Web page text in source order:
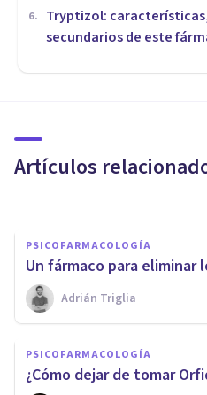
6.
Tryptizol:
secundarios de este
Artículos
Donepezilo:
este fármaco
PSICOFARMACOLOGÍA
​Un fármaco para eliminar
Adrián Triglia
PSICOFARMACOLOGÍA
¿Cómo dejar de tomar
PSICOFARMACOLOGÍA
Nefazodona:
secundarios de
antidepresivo